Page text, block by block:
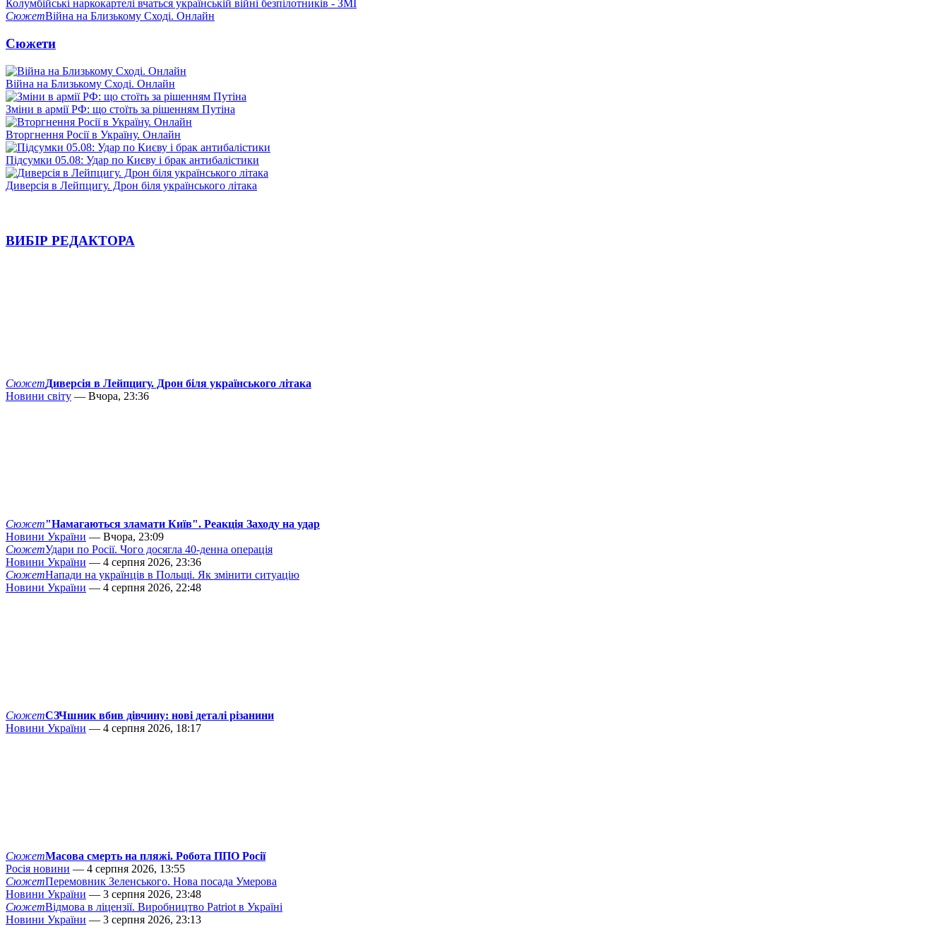
Колумбійські наркокартелі вчаться українській війні безпілотників - ЗМІ
СюжетВійна на Близькому Сході. Онлайн
Сюжети
Війна на Близькому Сході. Онлайн
Зміни в армії РФ: що стоїть за рішенням Путіна
Вторгнення Росії в Україну. Онлайн
Підсумки 05.08: Удар по Києву і брак антибалістики
Диверсія в Лейпцигу. Дрон біля українського літака
ВИБІР РЕДАКТОРА
СюжетДиверсія в Лейпцигу. Дрон біля українського літака
Новини світу — Вчора, 23:36
Сюжет"Намагаються зламати Київ". Реакція Заходу на удар
Новини України — Вчора, 23:09
СюжетУдари по Росії. Чого досягла 40-денна операція
Новини України — 4 серпня 2026, 23:36
СюжетНапади на українців в Польщі. Як змінити ситуацію
Новини України — 4 серпня 2026, 22:48
СюжетСЗЧшник вбив дівчину: нові деталі різанини
Новини України — 4 серпня 2026, 18:17
СюжетМасова смерть на пляжі. Робота ППО Росії
Росія новини — 4 серпня 2026, 13:55
СюжетПеремовник Зеленського. Нова посада Умерова
Новини України — 3 серпня 2026, 23:48
СюжетВідмова в ліцензії. Виробництво Patriot в Україні
Новини України — 3 серпня 2026, 23:13